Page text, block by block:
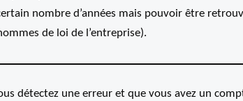
nombre d’années mais pouvoir être
de loi de l’entreprise).
détectez une erreur et que vous avez un